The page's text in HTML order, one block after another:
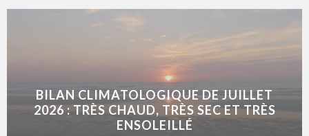
BILAN CLIMATOLOGIQUE DE JUILLET
2026 : TRÈS CHAUD, TRÈS SEC ET TRÈS
ENSOLEILLÉ